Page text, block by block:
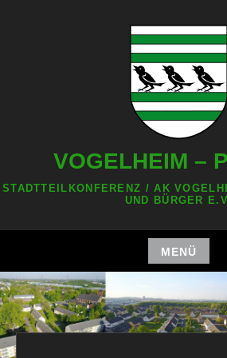
VOGELHEIM –
STADTTEILKONFERENZ / AK
UND BÜRGER
MENÜ
Zum
Inhalt
springen